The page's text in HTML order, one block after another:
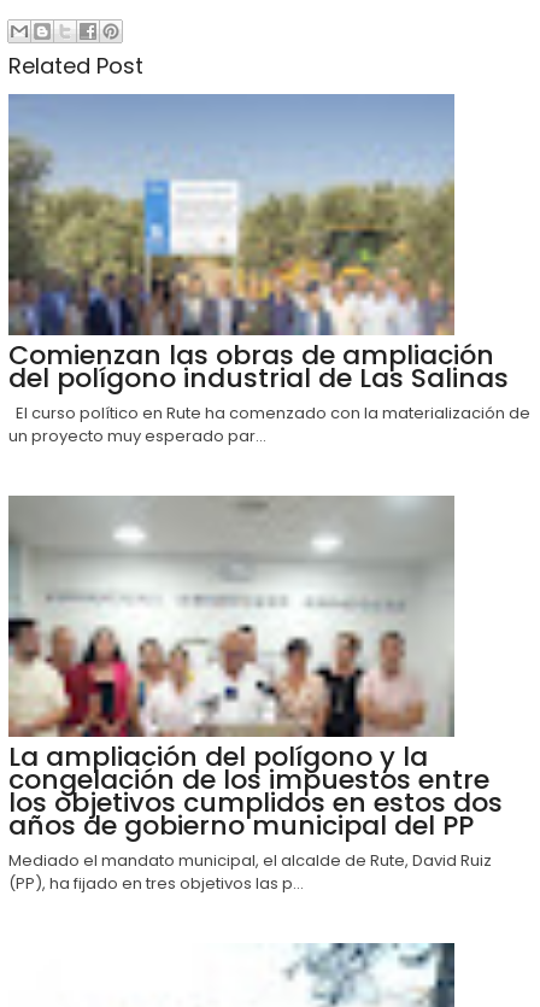
Related Post
Comienzan las obras de ampliación
del polígono industrial de Las Salinas
El curso político en Rute ha comenzado con la materialización de
un proyecto muy esperado par...
La ampliación del polígono y la
congelación de los impuestos entre
los objetivos cumplidos en estos dos
años de gobierno municipal del PP
Mediado el mandato municipal, el alcalde de Rute, David Ruiz
(PP), ha fijado en tres objetivos las p...